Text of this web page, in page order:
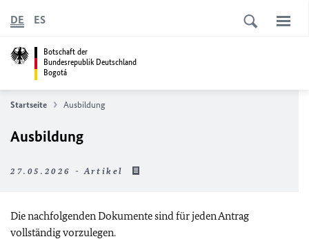
Botschaft der
Bundesrepublik Deutschland
Bogotá
DE ES
Startseite Ausbildung
Ausbildung
27.05.2026 - Artikel
Die nachfolgenden Dokumente sind für jeden Antrag
vollständig vorzulegen.